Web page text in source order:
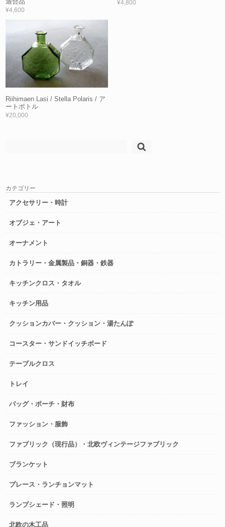
¥4,600
¥4,800
Riihimaen Lasi / Stella Polaris / ア
ートボトル
¥20,000
カテゴリー
アクセサリー・時計
オブジェ・アート
オーナメント
カトラリー・金属製品・銅器・鉄器
キッチンクロス・タオル
キッチン用品
クッションカバー・クッション・湯たんぽ
コースター・サンドイッチボード
テーブルクロス
トレイ
バッグ・ポーチ・財布
ファッション・服飾
ファブリック（現行品）・北欧ヴィンテージファブリック
ブランケット
プレース・ランチョンマット
ランプシェード・照明
北欧の木工品